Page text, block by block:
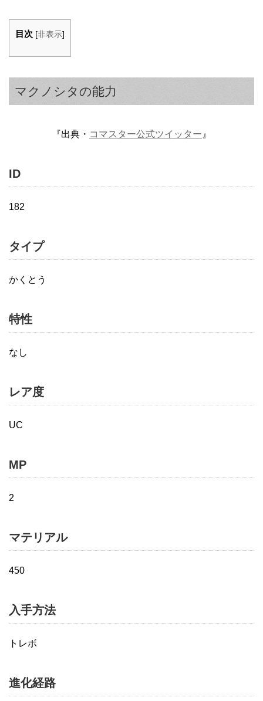
目次 [非表示]
マクノシタの能力
『出典・ コマスター公式ツイッター 』
ID
182
タイプ
かくとう
特性
なし
レア度
UC
MP
2
マテリアル
450
入手方法
トレボ
進化経路